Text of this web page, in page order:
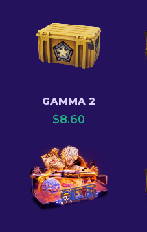
GAMMA 2
$8.60